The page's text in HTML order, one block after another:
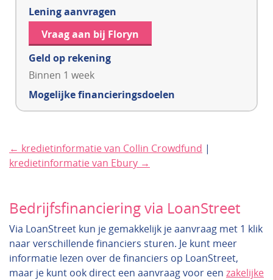
Lening aanvragen
Vraag aan bij Floryn
Geld op rekening
Binnen 1 week
Mogelijke financieringsdoelen
← kredietinformatie van Collin Crowdfund |
kredietinformatie van Ebury →
Bedrijfsfinanciering via LoanStreet
Via LoanStreet kun je gemakkelijk je aanvraag met 1 klik
naar verschillende financiers sturen. Je kunt meer
informatie lezen over de financiers op LoanStreet,
maar je kunt ook direct een aanvraag voor een zakelijke